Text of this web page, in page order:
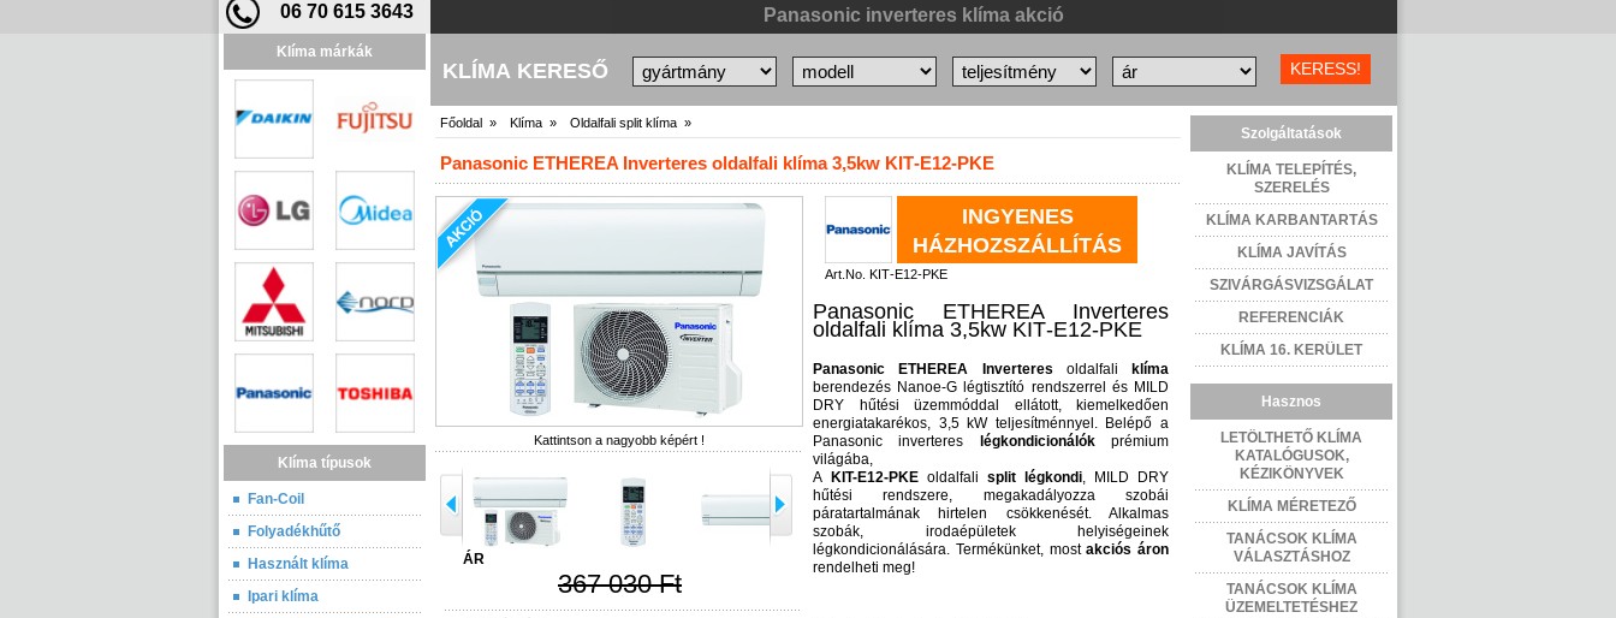
06 70 615 3643
Klíma márkák
Klíma típusok
Fan-Coil
Folyadékhűtő
Használt klíma
Ipari klíma
Panasonic inverteres klíma akció
KLÍMA KERESŐ
Főoldal » Klíma » Oldalfali split klíma »
Panasonic ETHEREA Inverteres oldalfali klíma 3,5kw KIT‐E12‐PKE
Kattintson a nagyobb képért !
ÁR
367 030 Ft
INGYENES
HÁZHOZSZÁLLÍTÁS
Art.No. KIT‐E12‐PKE
Panasonic ETHEREA Inverteres
oldalfali klíma 3,5kw KIT‐E12‐PKE
Panasonic ETHEREA Inverteres oldalfali
klíma
berendezés Nanoe-G légtisztító rendszerrel és MILD
DRY hűtési üzemmóddal ellátott, kiemelkedően
energiatakarékos, 3,5 kW teljesítménnyel. Belépő a
Panasonic inverteres légkondicionálókprémium
világába,
A KIT-E12-PKE oldalfali split légkondi, MILD DRY
hűtési rendszere, megakadályozza szobái
páratartalmának hirtelen csökkenését. Alkalmas
szobák, irodaépületek helyiségeinek
légkondicionálására. Termékünket, mostakciós áron
rendelheti meg!
Szolgáltatások
KLÍMA TELEPÍTÉS,
SZERELÉS
KLÍMA KARBANTARTÁS
KLÍMA JAVÍTÁS
SZIVÁRGÁSVIZSGÁLAT
REFERENCIÁK
KLÍMA 16. KERÜLET
Hasznos
LETÖLTHETŐ KLÍMA
KATALÓGUSOK,
KÉZIKÖNYVEK
KLÍMA MÉRETEZŐ
TANÁCSOK KLÍMA
VÁLASZTÁSHOZ
TANÁCSOK KLÍMA
ÜZEMELTETÉSHEZ